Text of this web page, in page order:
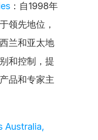
：自1998年
领先地位，
兰和亚太地
和控制，提
品和专家主
Australia,